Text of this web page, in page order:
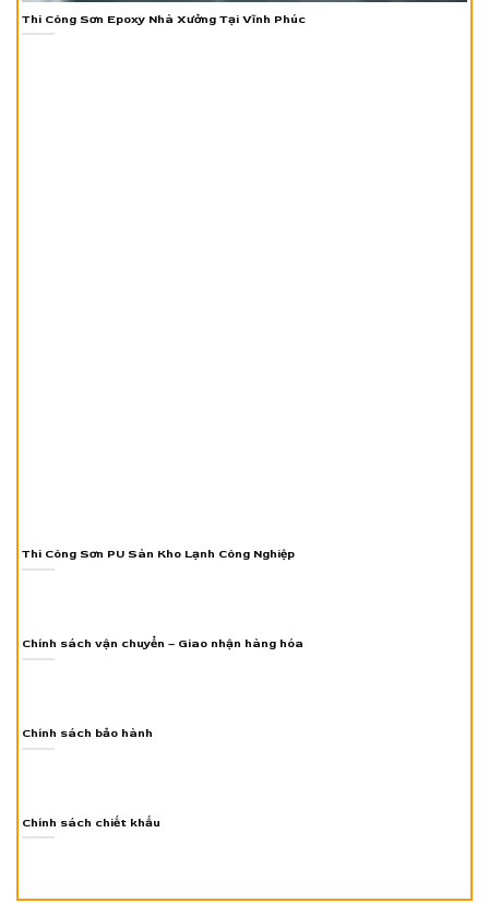
Thi Công Sơn Epoxy Nhà Xưởng Tại Vĩnh Phúc
Thi Công Sơn PU Sàn Kho Lạnh Công Nghiệp
Chính sách vận chuyển – Giao nhận hàng hóa
Chính sách bảo hành
Chính sách chiết khấu